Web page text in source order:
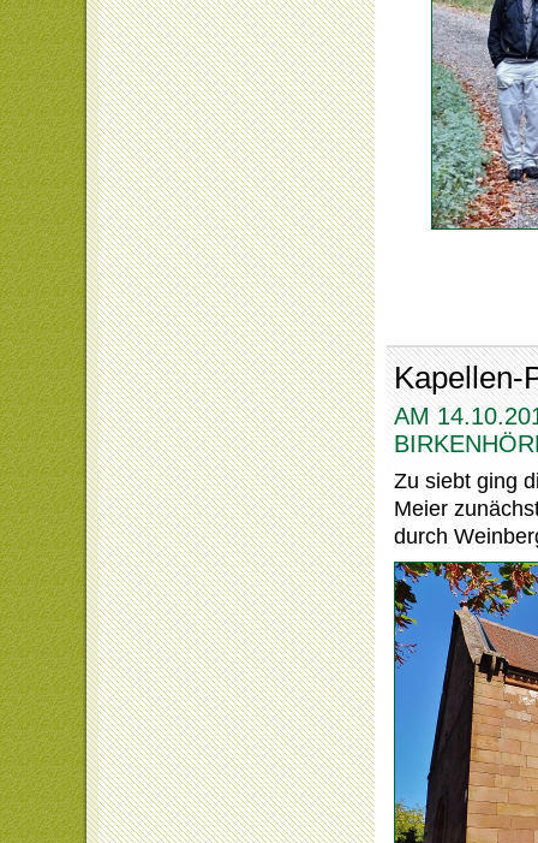
Kapellen-
AM
Zu siebt ging
Meier
durch